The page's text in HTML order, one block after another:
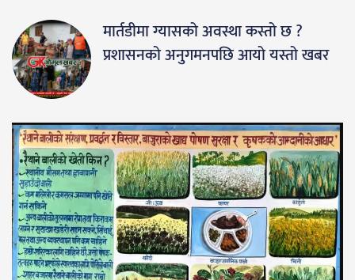
मार्तडीमा ग्यासको अवस्था कस्तो छ ?
प्रशासनको अनुगमनपछि आयो यस्तो खबर